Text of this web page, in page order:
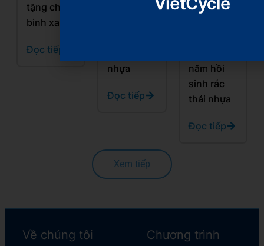
tặng chiến
binh xanh
Đọc tiếp
nhựa
Đọc tiếp
“Chiến
năm hồi
sinh rác
thải nhựa
Đọc tiếp
Xem tiếp
Về chúng tôi Chương trình